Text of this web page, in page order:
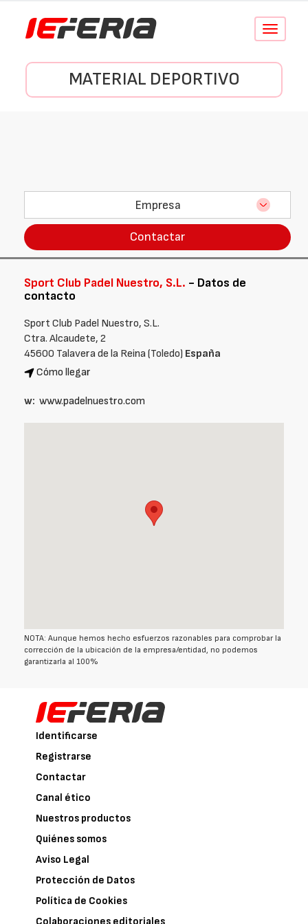
Conmutar
MATERIAL DEPORTIVO
Empresa
Contactar
Sport Club Padel Nuestro, S.L. - Datos de
contacto
Sport Club Padel Nuestro, S.L.
Ctra. Alcaudete, 2
45600 Talavera de la Reina (Toledo) España
Cómo llegar
w: www.padelnuestro.com
NOTA: Aunque hemos hecho esfuerzos razonables para comprobar la
corrección de la ubicación de la empresa/entidad, no podemos
garantizarla al 100%
Identificarse
Registrarse
Contactar
Canal ético
Nuestros productos
Quiénes somos
Aviso Legal
Protección de Datos
Política de Cookies
Colaboraciones editoriales